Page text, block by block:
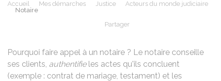
Accueil Mes démarches Justice
Acteurs du monde judiciaire
Notaire
Partager
Pourquoi faire appel à un notaire ? Le notaire conseille
ses clients, authentifieles actes qu'ils concluent
(exemple : contrat de mariage, testament) et les